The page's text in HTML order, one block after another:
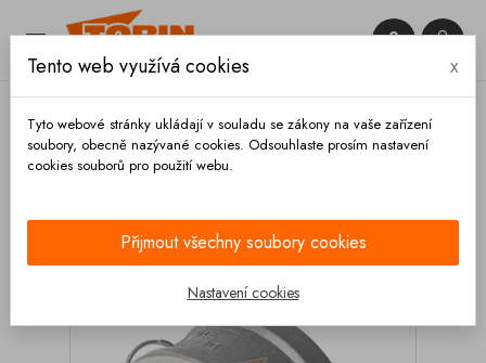
 

Tento web využívá cookies x
Tyto webové stránky ukládají v souladu se zákony na vaše zařízení
soubory, obecně nazývané cookies. Odsouhlaste prosím nastavení
cookies souborů pro použití webu.
Přijmout všechny soubory cookies
Nastavení cookies